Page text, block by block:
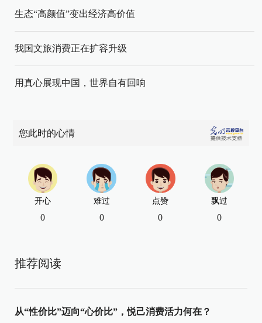
生态“高颜值”变出经济高价值
我国文旅消费正在扩容升级
用真心展现中国，世界自有回响
您此时的心情
开心
0
难过
0
点赞
0
飘过
0
推荐阅读
从“性价比”迈向“心价比”，悦己消费活力何在？